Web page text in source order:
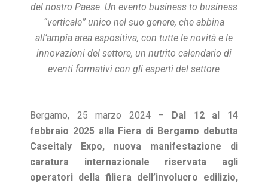
del nostro Paese. Un evento business to business
“verticale” unico nel suo genere, che abbina
all’ampia area espositiva, con tutte le novità e le
innovazioni del settore, un nutrito calendario di
eventi formativi con gli esperti del settore
Bergamo, 25 marzo 2024 – Dal 12 al 14
febbraio 2025 alla Fiera di Bergamo debutta
Caseitaly Expo, nuova manifestazione di
caratura internazionale riservata agli
operatori della filiera dell’involucro edilizio,